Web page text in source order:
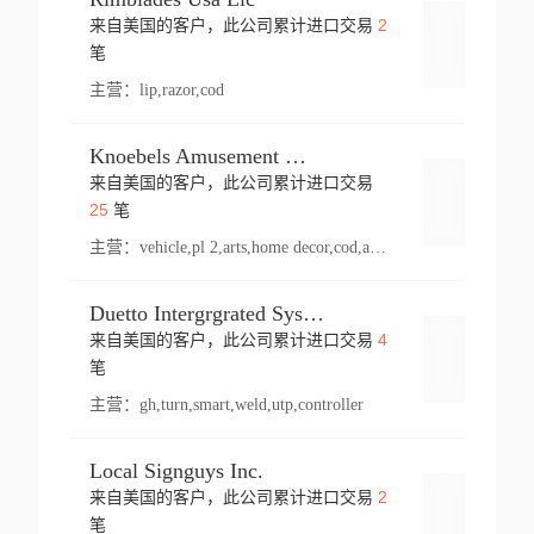
来自美国的客户，此公司累计进口交易 2
笔
主营： lip,razor,cod
Knoebels Amusement Resort
来自美国的客户，此公司累计进口交易
25笔
主营： vehicle,pl 2,arts,home decor,cod,amusement ride,sea
Duetto Intergrgrated Systems Inc.
来自美国的客户，此公司累计进口交易 4
笔
主营： gh,turn,smart,weld,utp,controller
Local Signguys Inc.
来自美国的客户，此公司累计进口交易 2
笔